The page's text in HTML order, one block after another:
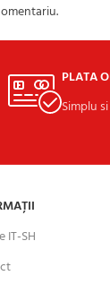
PLATA
Simplu
IT-SH